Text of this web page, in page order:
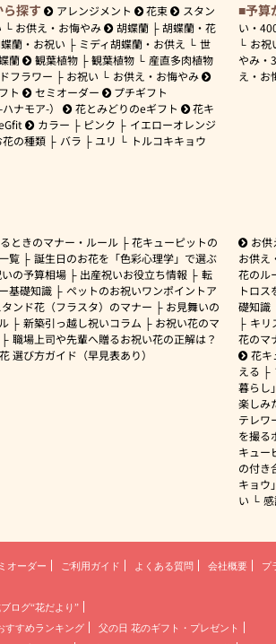
探す アレンジメント 花束
スタン
お供え・お悔やみ 胡蝶蘭
胡蝶蘭・花
蘭・お祝い ミディ胡蝶蘭・お供え
世
蘭
観葉植物 観葉植物
産直多肉植物
フラワー
お祝い
お供え・お悔やみ
ト
セミオーダー
プチギフト
ナモア-）
花とみどりのeギフト
花キ
カラー ピンク
イエローオレンジ
花の種類 バラ ユリ トルコキキョウ
予算
い・
お祝
やみ・
え・お
ときのマナー・ルール
花キューピットの
覧
誕生日のお花を「色彩心理学」で選ぶ
の予算相場 出産祝いお役立ち情報
転
基礎知識
ペットのお祝いワンポイントア
タンド花（フラスタ）のマナー
お見舞いの
新築引っ越し祝いコラム
お祝い花のマ
職場上司や先輩へ贈るお祝い花の正解は？
選び方ガイド（早見表あり）
お供
お供え
花のル
トロ
礎知識
キリ
花のマ
花キ
える
暮らし」
楽しみ
テレワ
を撮る
キュー
の付き
キョウ
い
オーダー ご利用ガイド よくある質問 会社概要
プ
ログ“花だより”
すすめランキング
父の日 花のギフト・プレゼント